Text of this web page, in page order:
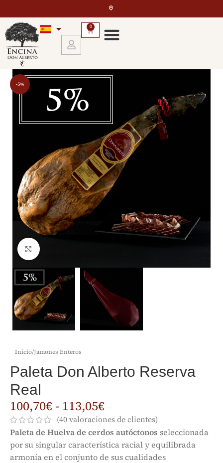
0
-5%
Clic para ampliar
Inicio/Jamones Enteros
Paleta Don Alberto Reserva
Real
100,70€ - 113,05€
(40 valoraciones de clientes)
Paleta de Huelva de cerdos autóctonos seleccionada
por su singular característica racial y equilibrada
armonía en el conjunto de sus cualidades